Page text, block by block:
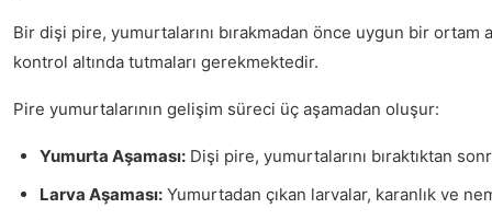
Bir dişi pire, yumurtalarını bırakmadan önce uygun bir
kontrol altında tutmaları gerekmektedir.
Pire yumurtalarının gelişim süreci üç aşamadan oluşur:
Yumurta Aşaması: Dişi pire, yumurtalarını bıraktıktan
Larva Aşaması: Yumurtadan çıkan larvalar, karanlık ve